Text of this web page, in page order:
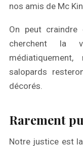
nos amis de Mc
On peut
cherchent la
salopards
décorés.
Rarement
Notre justice est